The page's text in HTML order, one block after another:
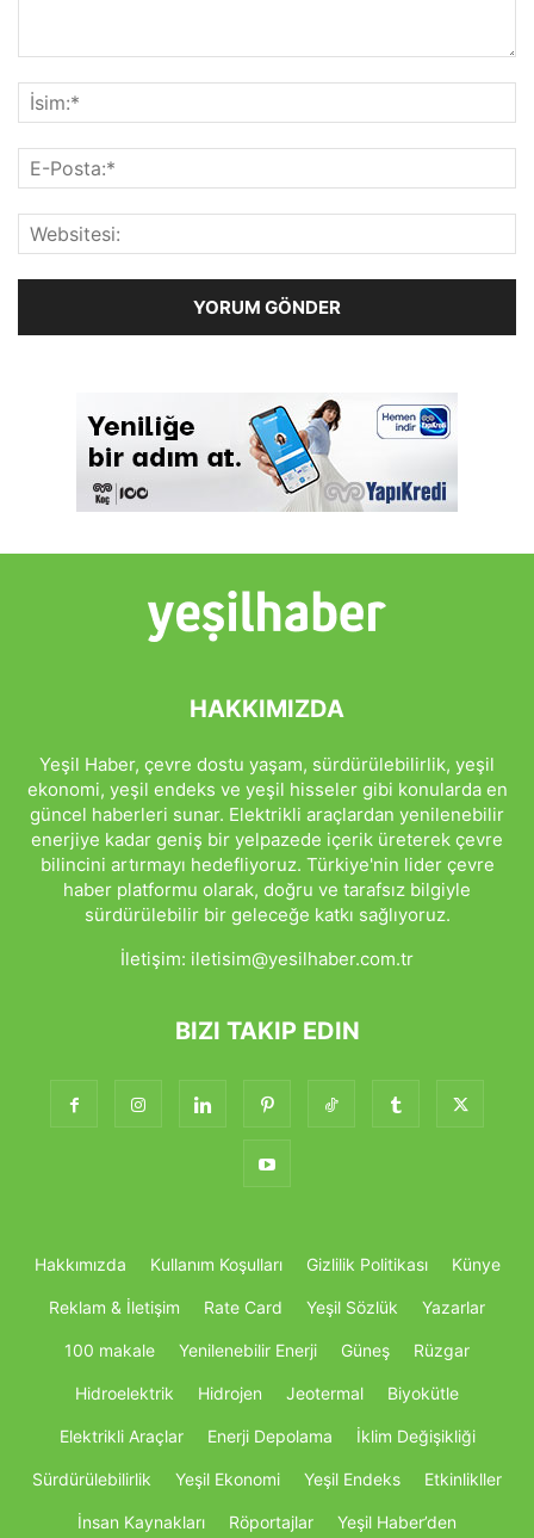
HAKKIMIZDA
Yeşil Haber, çevre dostu yaşam, sürdürülebilirlik, yeşil
ekonomi, yeşil endeks ve yeşil hisseler gibi konularda en
güncel haberleri sunar. Elektrikli araçlardan yenilenebilir
enerjiye kadar geniş bir yelpazede içerik üreterek çevre
bilincini artırmayı hedefliyoruz. Türkiye'nin lider çevre
haber platformu olarak, doğru ve tarafsız bilgiyle
sürdürülebilir bir geleceğe katkı sağlıyoruz.
İletişim: iletisim@yesilhaber.com.tr
BIZI TAKIP EDIN
Hakkımızda Kullanım Koşulları Gizlilik Politikası Künye
Reklam & İletişim Rate Card Yeşil Sözlük Yazarlar
100 makale Yenilenebilir Enerji Güneş Rüzgar
Hidroelektrik Hidrojen Jeotermal Biyokütle
Elektrikli Araçlar Enerji Depolama İklim Değişikliği
Sürdürülebilirlik Yeşil Ekonomi Yeşil Endeks Etkinlikller
İnsan Kaynakları Röportajlar Yeşil Haber’den